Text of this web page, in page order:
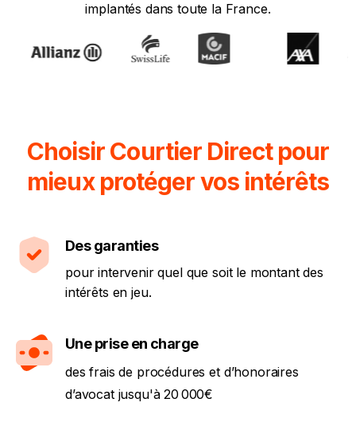
implantés dans toute la France.
Choisir Courtier Direct pour
mieuxprotéger vos intérêts
Des garanties
pour intervenir quel que soit le montant des
intérêts en jeu.
Une prise en charge
des frais de procédures et d’honoraires
d’avocat jusqu'à 20 000€